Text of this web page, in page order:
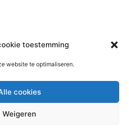
toestemming
website te optimaliseren.
cookies
Weigeren